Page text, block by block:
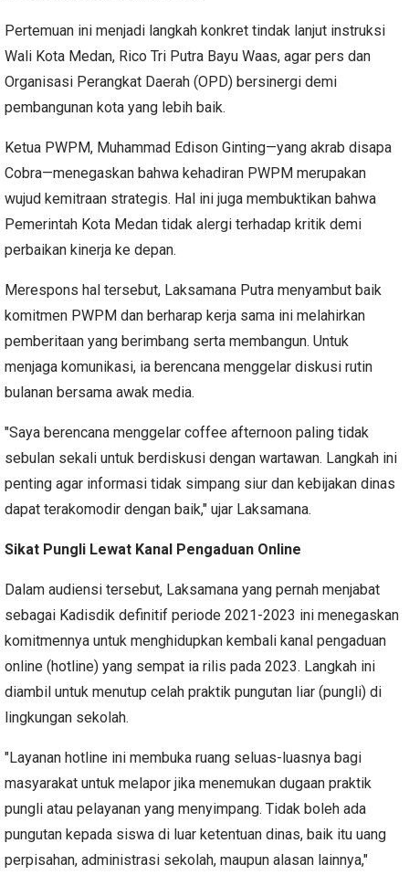
Pertemuan ini menjadi langkah konkret tindak lanjut instruksi
Wali Kota Medan, Rico Tri Putra Bayu Waas, agar pers dan
Organisasi Perangkat Daerah (OPD) bersinergi demi
pembangunan kota yang lebih baik.
Ketua PWPM, Muhammad Edison Ginting—yang akrab disapa
Cobra—menegaskan bahwa kehadiran PWPM merupakan
wujud kemitraan strategis. Hal ini juga membuktikan bahwa
Pemerintah Kota Medan tidak alergi terhadap kritik demi
perbaikan kinerja ke depan.
Merespons hal tersebut, Laksamana Putra menyambut baik
komitmen PWPM dan berharap kerja sama ini melahirkan
pemberitaan yang berimbang serta membangun. Untuk
menjaga komunikasi, ia berencana menggelar diskusi rutin
bulanan bersama awak media.
"Saya berencana menggelar coffee afternoon paling tidak
sebulan sekali untuk berdiskusi dengan wartawan. Langkah ini
penting agar informasi tidak simpang siur dan kebijakan dinas
dapat terakomodir dengan baik," ujar Laksamana.
Sikat Pungli Lewat Kanal Pengaduan Online
Dalam audiensi tersebut, Laksamana yang pernah menjabat
sebagai Kadisdik definitif periode 2021-2023 ini menegaskan
komitmennya untuk menghidupkan kembali kanal pengaduan
online (hotline) yang sempat ia rilis pada 2023. Langkah ini
diambil untuk menutup celah praktik pungutan liar (pungli) di
lingkungan sekolah.
"Layanan hotline ini membuka ruang seluas-luasnya bagi
masyarakat untuk melapor jika menemukan dugaan praktik
pungli atau pelayanan yang menyimpang. Tidak boleh ada
pungutan kepada siswa di luar ketentuan dinas, baik itu uang
perpisahan, administrasi sekolah, maupun alasan lainnya,"